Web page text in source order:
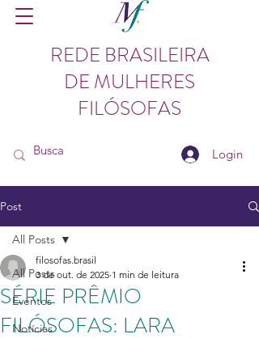
REDE BRASILEIRA
DE MULHERES
FILÓSOFAS
Login
Post
All Posts
Eventos
Notícias
All Posts
SÉRIE PRÊMIO
FILÓSOFAS: LARA
filosofas.brasil
3 de out. de 2025 1 min de leitura